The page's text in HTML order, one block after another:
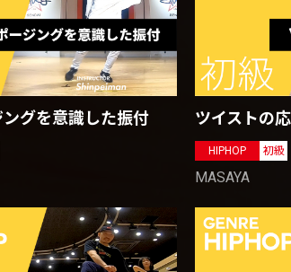
グを意識した振付 ツイストの
HIPHOP 初級
MASAYA